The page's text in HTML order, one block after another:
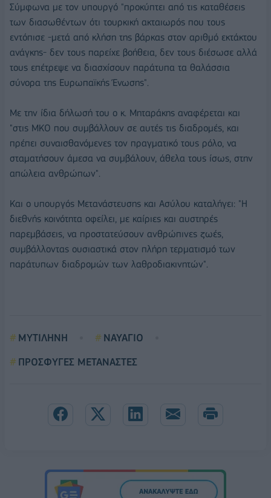
Σύμφωνα με τον υπουργό "προκύπτει από τις καταθέσεις
των διασωθέντων ότι τουρκική ακταιωρός που τους
εντόπισε -μετά από κλήση της βάρκας στον αριθμό εκτάκτου
ανάγκης- δεν τους παρείχε βοήθεια, δεν τους διέσωσε αλλά
τους επέτρεψε να διασχίσουν παράτυπα τα θαλάσσια
σύνορα της Ευρωπαϊκής Ένωσης".
Με την ίδια δήλωσή του ο κ. Μηταράκης αναφέρεται και
"στις ΜΚΟ που συμβάλλουν σε αυτές τις διαδρομές, και
πρέπει συναισθανόμενες τον πραγματικό τους ρόλο, να
σταματήσουν άμεσα να συμβάλουν, άθελα τους ίσως, στην
απώλεια ανθρώπων".
Και ο υπουργός Μετανάστευσης και Ασύλου καταλήγει: "Η
διεθνής κοινότητα οφείλει, με καίριες και αυστηρές
παρεμβάσεις, να προστατεύσουν ανθρώπινες ζωές,
συμβάλλοντας ουσιαστικά στον πλήρη τερματισμό των
παράτυπων διαδρομών των λαθροδιακινητών".
ΜΥΤΙΛΗΝΗ
ΝΑΥΑΓΙΟ
ΠΡΟΣΦΥΓΕΣ ΜΕΤΑΝΑΣΤΕΣ